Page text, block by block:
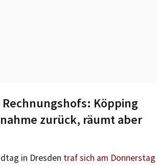
Köpping
zurück, räumt aber
in Dresden traf sich am Donnerstag